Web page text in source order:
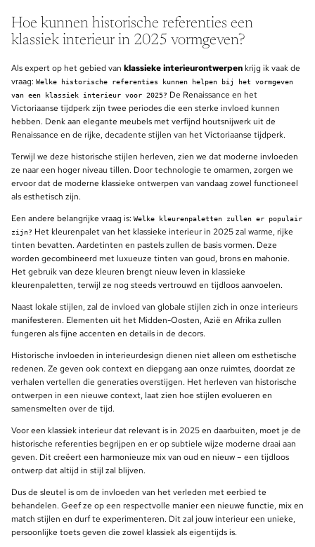
Hoe kunnen historische referenties een
klassiek interieur in 2025 vormgeven?
Als expert op het gebied van klassieke interieurontwerpenkrijg ik vaak de
vraag: Welke historische referenties kunnen helpen bij het vormgeven
van een klassiek interieur voor 2025? De Renaissance en het
Victoriaanse tijdperk zijn twee periodes die een sterke invloed kunnen
hebben. Denk aan elegante meubels met verfijnd houtsnijwerk uit de
Renaissance en de rijke, decadente stijlen van het Victoriaanse tijdperk.
Terwijl we deze historische stijlen herleven, zien we dat moderne invloeden
ze naar een hoger niveau tillen. Door technologie te omarmen, zorgen we
ervoor dat de moderne klassieke ontwerpen van vandaag zowel functioneel
als esthetisch zijn.
Een andere belangrijke vraag is: Welke kleurenpaletten zullen er populair
zijn? Het kleurenpalet van het klassieke interieur in 2025 zal warme, rijke
tinten bevatten. Aardetinten en pastels zullen de basis vormen. Deze
worden gecombineerd met luxueuze tinten van goud, brons en mahonie.
Het gebruik van deze kleuren brengt nieuw leven in klassieke
kleurenpaletten, terwijl ze nog steeds vertrouwd en tijdloos aanvoelen.
Naast lokale stijlen, zal de invloed van globale stijlen zich in onze interieurs
manifesteren. Elementen uit het Midden-Oosten, Azië en Afrika zullen
fungeren als fijne accenten en details in de decors.
Historische invloeden in interieurdesign dienen niet alleen om esthetische
redenen. Ze geven ook context en diepgang aan onze ruimtes, doordat ze
verhalen vertellen die generaties overstijgen. Het herleven van historische
ontwerpen in een nieuwe context, laat zien hoe stijlen evolueren en
samensmelten over de tijd.
Voor een klassiek interieur dat relevant is in 2025 en daarbuiten, moet je de
historische referenties begrijpen en er op subtiele wijze moderne draai aan
geven. Dit creëert een harmonieuze mix van oud en nieuw – een tijdloos
ontwerp dat altijd in stijl zal blijven.
Dus de sleutel is om de invloeden van het verleden met eerbied te
behandelen. Geef ze op een respectvolle manier een nieuwe functie, mix en
match stijlen en durf te experimenteren. Dit zal jouw interieur een unieke,
persoonlijke toets geven die zowel klassiek als eigentijds is.